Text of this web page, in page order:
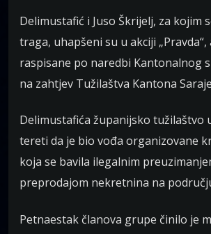
Delimustafić i Juso Škrijelj, za kojim
traga, uhapšeni su u akciji
raspisane po naredbi Kantonalnog
na zahtjev Tužilaštva Kantona
Delimustafića županijsko tužilaštvo
tereti da je bio vođa organizovane
koja se bavila ilegalnim
preprodajom nekretnina na
Petnaestak članova grupe činilo je